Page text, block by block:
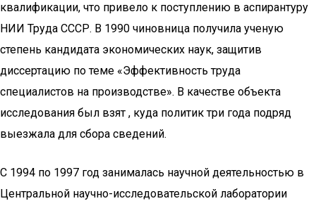
квалификации, что привело к поступлению в аспирантуру
НИИ Труда СССР. В 1990 чиновница получила ученую
степень кандидата экономических наук, защитив
диссертацию по теме «Эффективность труда
специалистов на производстве». В качестве объекта
исследования был взят , куда политик три года подряд
выезжала для сбора сведений.
С 1994 по 1997 год занималась научной деятельностью в
Центральной научно-исследовательской лаборатории